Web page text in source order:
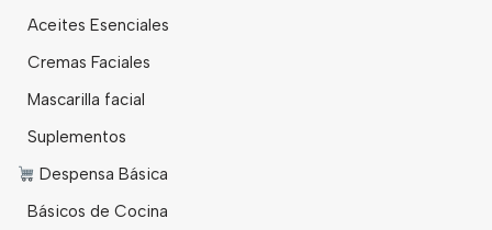
Aceites Esenciales
Cremas Faciales
Mascarilla facial
Suplementos
Despensa Básica
Básicos de Cocina